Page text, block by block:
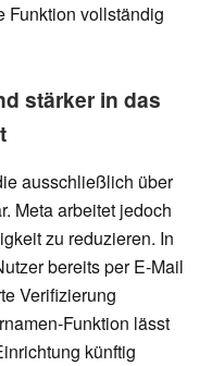
Funktion vollständig
stärker in das
ausschließlich über
Meta arbeitet jedoch
zu reduzieren. In
bereits per E-Mail
Verifizierung
Funktion lässt
künftig